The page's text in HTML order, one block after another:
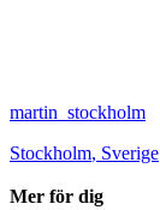
martin_stockholm
Stockholm, Sverige
Mer för dig